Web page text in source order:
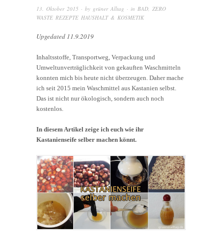
13. Oktober 2015 · by grüner Alltag · in BAD, ZERO
WASTE REZEPTE HAUSHALT & KOSMETIK
Upgedated 11.9.2019
Inhaltsstoffe, Transportweg, Verpackung und
Umweltunverträglichkeit von gekauften Waschmitteln
konnten mich bis heute nicht überzeugen. Daher mache
ich seit 2015 mein Waschmittel aus Kastanien selbst.
Das ist nicht nur ökologisch, sondern auch noch
kostenlos.
In diesem Artikel zeige ich euch wie ihr
Kastanienseife selber machen könnt.